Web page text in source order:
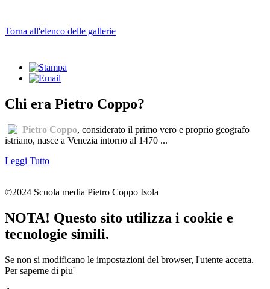
Torna all'elenco delle gallerie
Chi era Pietro Coppo?
Pietro Coppo, considerato il primo vero e proprio geografo
istriano, nasce a Venezia intorno al 1470 ...
Leggi Tutto
©2024 Scuola media Pietro Coppo Isola
NOTA! Questo sito utilizza i cookie e
tecnologie simili.
Se non si modificano le impostazioni del browser, l'utente accetta.
Per saperne di piu'